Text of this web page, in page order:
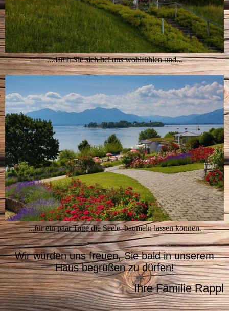
...damit Sie sich bei uns wohlfühlen und...
...für ein paar Tage die Seele baumeln lassen können.
Wir würden uns freuen, Sie bald in unserem
Haus begrüßen zu dürfen!
Ihre Familie Rappl